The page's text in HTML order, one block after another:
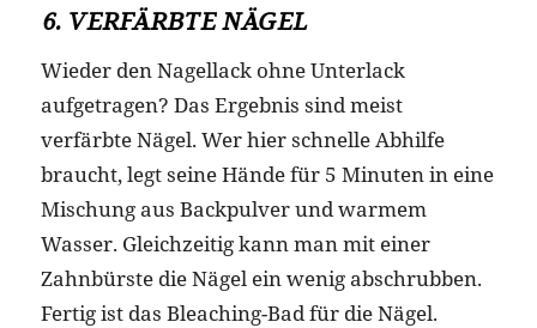
6. VERFÄRBTE NÄGEL
Wieder den Nagellack ohne Unterlack
aufgetragen? Das Ergebnis sind meist
verfärbte Nägel. Wer hier schnelle Abhilfe
braucht, legt seine Hände für 5 Minuten in eine
Mischung aus Backpulver und warmem
Wasser. Gleichzeitig kann man mit einer
Zahnbürste die Nägel ein wenig abschrubben.
Fertig ist das Bleaching-Bad für die Nägel.